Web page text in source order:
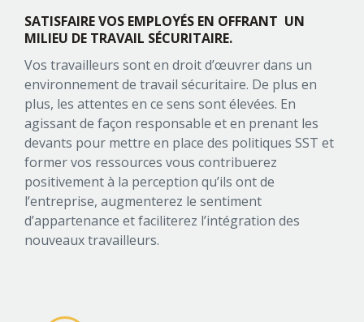
SATISFAIRE VOS EMPLOYÉS EN OFFRANT UN
MILIEU DE TRAVAIL SÉCURITAIRE.
Vos travailleurs sont en droit d’œuvrer dans un
environnement de travail sécuritaire. De plus en
plus, les attentes en ce sens sont élevées. En
agissant de façon responsable et en prenant les
devants pour mettre en place des politiques SST et
former vos ressources vous contribuerez
positivement à la perception qu’ils ont de
l’entreprise, augmenterez le sentiment
d’appartenance et faciliterez l’intégration des
nouveaux travailleurs.